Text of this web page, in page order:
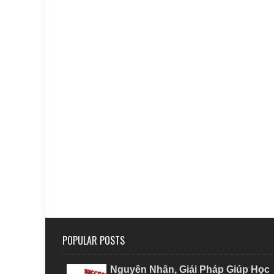
POPULAR POSTS
Nguyên Nhân, Giải Pháp Giúp Học